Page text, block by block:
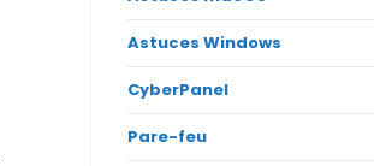
Astuces Windows
CyberPanel
Pare-feu